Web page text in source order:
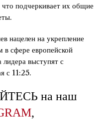
подчеркивает их общие
нацелен на укрепление
в сфере европейской
выступят с
с 11:25.
на наш
,